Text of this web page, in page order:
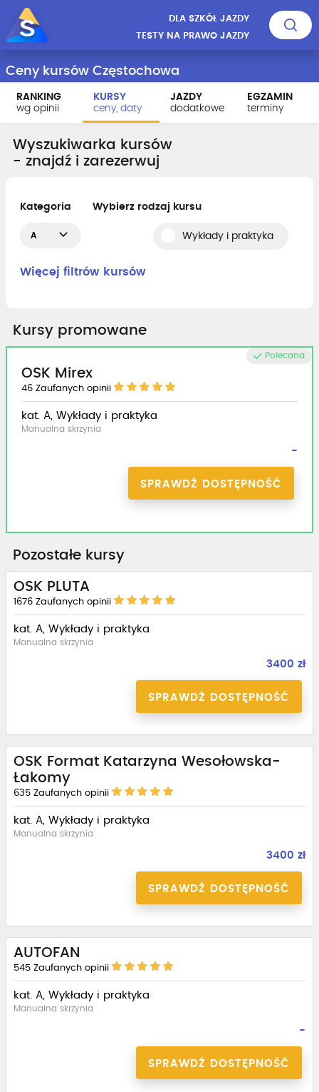
DLA SZKÓŁ JAZDY
TESTY NA PRAWO JAZDY
Ceny kursów Częstochowa
RANKING
wg opinii
KURSY
ceny, daty
JAZDY
dodatkowe
EGZAMIN
terminy
Wyszukiwarka kursów
- znajdź i zarezerwuj
Kategoria
A
Wybierz rodzaj kursu
Wykłady i praktyka
Więcej filtrów kursów
Kursy promowane
OSK Mirex
Polecana
46 Zaufanych opinii
kat. A, Wykłady i praktyka
Manualna skrzynia
-
SPRAWDŹ DOSTĘPNOŚĆ
Pozostałe kursy
OSK PLUTA
1676 Zaufanych opinii
kat. A, Wykłady i praktyka
Manualna skrzynia
3400 zł
SPRAWDŹ DOSTĘPNOŚĆ
OSK Format Katarzyna Wesołowska-
Łakomy
635 Zaufanych opinii
kat. A, Wykłady i praktyka
Manualna skrzynia
3400 zł
SPRAWDŹ DOSTĘPNOŚĆ
AUTOFAN
545 Zaufanych opinii
kat. A, Wykłady i praktyka
Manualna skrzynia
-
SPRAWDŹ DOSTĘPNOŚĆ